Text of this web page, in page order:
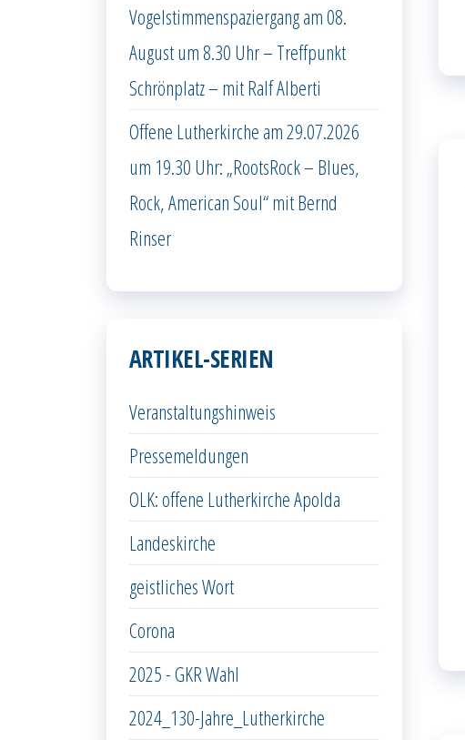
Vogelstimmenspaziergang am 08.
August um 8.30 Uhr – Treffpunkt
Schrönplatz – mit Ralf Alberti
Offene Lutherkirche am 29.07.2026
um 19.30 Uhr: „RootsRock – Blues,
Rock, American Soul“ mit Bernd
Rinser
ARTIKEL-SERIEN
Veranstaltungshinweis
Pressemeldungen
OLK: offene Lutherkirche Apolda
Landeskirche
geistliches Wort
Corona
2025 - GKR Wahl
2024_130-Jahre_Lutherkirche